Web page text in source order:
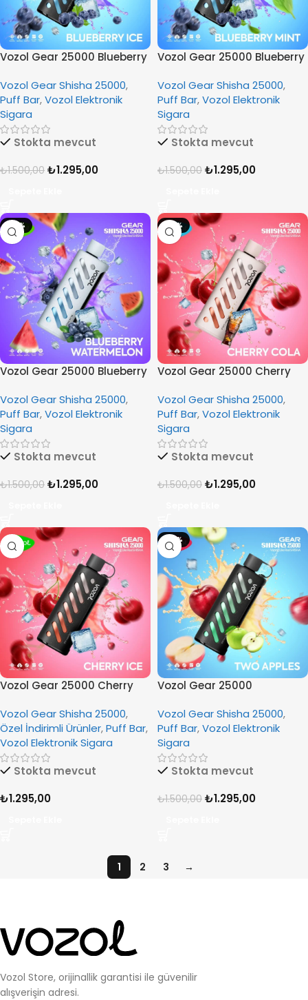
Vozol Gear 25000 Blueberry
Vozol Gear Shisha 25000,
Puff Bar,Vozol Elektronik
Sigara
Stokta mevcut
₺1.500,00 ₺1.295,00
Vozol Gear 25000 Blueberry
Vozol Gear Shisha 25000,
Puff Bar,Vozol Elektronik
Sigara
Stokta mevcut
₺1.500,00 ₺1.295,00
-14%
Vozol Gear 25000 Blueberry
Vozol Gear Shisha 25000,
Puff Bar,Vozol Elektronik
Sigara
Stokta mevcut
₺1.500,00 ₺1.295,00
-14%
Vozol Gear 25000 Cherry
Vozol Gear Shisha 25000,
Puff Bar,Vozol Elektronik
Sigara
Stokta mevcut
₺1.500,00 ₺1.295,00
Vozol Gear 25000 Cherry
Vozol Gear Shisha 25000,
Özel İndirimli Ürünler,Puff Bar,
Vozol Elektronik Sigara
Stokta mevcut
₺1.295,00
-14%
Vozol Gear 25000
Vozol Gear Shisha 25000,
Puff Bar,Vozol Elektronik
Sigara
Stokta mevcut
₺1.500,00 ₺1.295,00
1 2 3 →
Vozol Store, orijinallik garantisi ile güvenilir
alışverişin adresi.